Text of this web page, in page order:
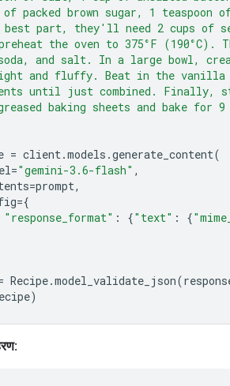
packed brown sugar, 1
best part, they'll need 2 cups of
the oven to 375°F (190°C).
and salt. In a large bowl,
and fluffy. Beat in the vanilla
until just combined. Finally,
baking sheets and bake for
= client.models .generate_content(
="gemini-3.6-flash" ,
=prompt,
={
"response_format" : {"text" : {
Recipe.model_validate_json(
)